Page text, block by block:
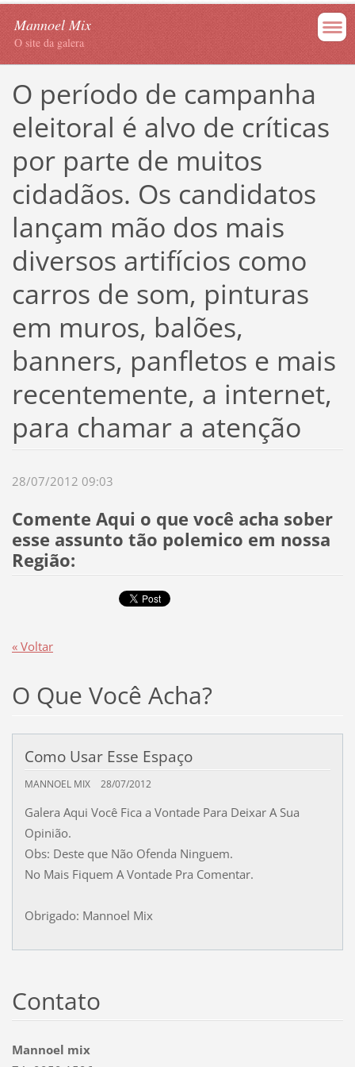
Mannoel Mix
O site da galera
O período de campanha
eleitoral é alvo de críticas
por parte de muitos
cidadãos. Os candidatos
lançam mão dos mais
diversos artifícios como
carros de som, pinturas
em muros, balões,
banners, panfletos e mais
recentemente, a internet,
para chamar a atenção
28/07/2012 09:03
Comente Aqui o que você acha sober
esse assunto tão polemico em nossa
Região:
« Voltar
O Que Você Acha?
Como Usar Esse Espaço
MANNOEL MIX 28/07/2012
Galera Aqui Você Fica a Vontade Para Deixar A Sua
Opinião.
Obs: Deste que Não Ofenda Ninguem.
No Mais Fiquem A Vontade Pra Comentar.
Obrigado: Mannoel Mix
Contato
Mannoel mix